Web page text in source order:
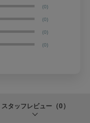
(0)
(0)
(0)
(0)
スタッフレビュー （0）